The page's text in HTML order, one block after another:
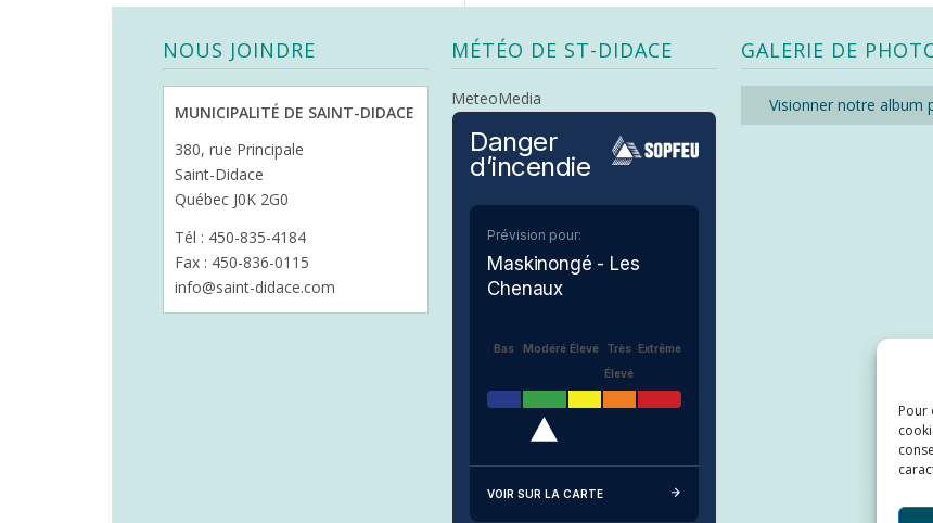
Pour
NOUS JOINDRE
MUNICIPALITÉ DE SAINT-DIDACE
380, rue Principale
Saint-Didace
Québec J0K 2G0
Tél : 450-835-4184
Fax : 450-836-0115
info@saint-didace.com
MÉTÉO DE ST-DIDACE
MeteoMedia
Danger
d’incendie
Prévision pour:
Maskinongé - Les
Chenaux
Bas Modéré Élevé
Très
Élevé
Extrême
VOIR SUR LA CARTE
GALERIE DE
Visionner notre album